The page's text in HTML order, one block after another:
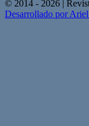
© 2014 - 2026 |
Desarrollado por